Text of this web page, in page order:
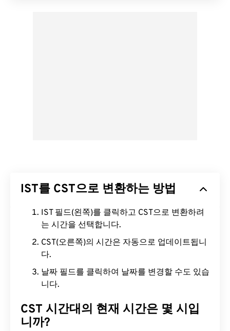
IST를 CST으로 변환하는 방법
IST 필드(왼쪽)를 클릭하고 CST으로 변환하려
는 시간을 선택합니다.
CST(오른쪽)의 시간은 자동으로 업데이트됩니
다.
날짜 필드를 클릭하여 날짜를 변경할 수도 있습
니다.
CST 시간대의 현재 시간은 몇 시입
니까?